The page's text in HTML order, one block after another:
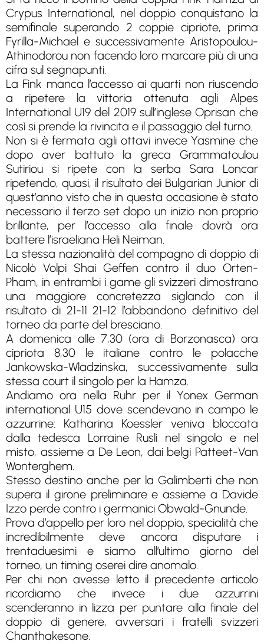
Crypus International, nel doppio conquistano la
semifinale superando 2 coppie cipriote, prima
Fyrilla-Michael e successivamente Aristopoulou-
Athinodorou non facendo loro marcare più di una
cifra sul segnapunti.
La Fink manca l’accesso ai quarti non riuscendo
a ripetere la vittoria ottenuta agli Alpes
International U19 del 2019 sull’inglese Oprisan che
così si prende la rivincita e il passaggio del turno.
Non si è fermata agli ottavi invece Yasmine che
dopo aver battuto la greca Grammatoulou
Sutiriou si ripete con la serba Sara Loncar
ripetendo, quasi, il risultato dei Bulgarian Junior di
quest’anno visto che in questa occasione è stato
necessario il terzo set dopo un inizio non proprio
brillante, per l’accesso alla finale dovrà ora
battere l’israeliana Heli Neiman.
La stessa nazionalità del compagno di doppio di
Nicolò Volpi Shai Geffen contro il duo Orten-
Pham, in entrambi i game gli svizzeri dimostrano
una maggiore concretezza siglando con il
risultato di 21-11 21-12 l’abbandono definitivo del
torneo da parte del bresciano.
A domenica alle 7,30 (ora di Borzonasca) ora
cipriota 8,30 le italiane contro le polacche
Jankowska-Wladzinska, successivamente sulla
stessa court il singolo per la Hamza.
Andiamo ora nella Ruhr per il Yonex German
international U15 dove scendevano in campo le
azzurrine: Katharina Koessler veniva bloccata
dalla tedesca Lorraine Rusli nel singolo e nel
misto, assieme a De Leon, dai belgi Patteet-Van
Wonterghem.
Stesso destino anche per la Galimberti che non
supera il girone preliminare e assieme a Davide
Izzo perde contro i germanici Obwald-Gnunde.
Prova d’appello per loro nel doppio, specialità che
incredibilmente deve ancora disputare i
trentaduesimi e siamo all’ultimo giorno del
torneo, un timing oserei dire anomalo.
Per chi non avesse letto il precedente articolo
ricordiamo che invece i due azzurrini
scenderanno in lizza per puntare alla finale del
doppio di genere, avversari i fratelli svizzeri
Chanthakesone.